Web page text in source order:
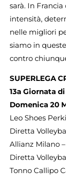
sarà. In
intensità,
nelle migliori
siamo in
contro
SUPERLEGA
13a Giornata
Domenica 20
Leo Shoes
Diretta
Allianz Milano
Diretta
Tonno Callipo